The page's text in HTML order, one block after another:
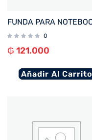
0
₲ 121.000
Añadir Al Carrito